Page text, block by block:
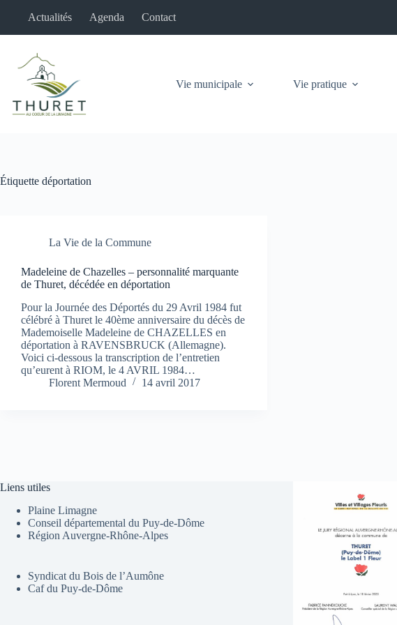
Actualités Agenda Contact
Vie municipale Vie pratique
Étiquette déportation
La Vie de la Commune
Madeleine de Chazelles – personnalité marquante
de Thuret, décédée en déportation
Pour la Journée des Déportés du 29 Avril 1984 fut
célébré à Thuret le 40ème anniversaire du décès de
Mademoiselle Madeleine de CHAZELLES en
déportation à RAVENSBRUCK (Allemagne).
Voici ci-dessous la transcription de l’entretien
qu’eurent à RIOM, le 4 AVRIL 1984…
Florent Mermoud
14 avril 2017
Liens utiles
Plaine Limagne
Conseil départemental du Puy-de-Dôme
Région Auvergne-Rhône-Alpes
Syndicat du Bois de l’Aumône
Caf du Puy-de-Dôme